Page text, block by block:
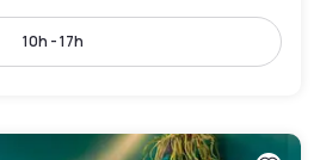
10h - 17h